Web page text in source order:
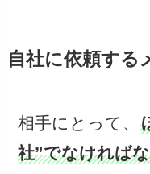
自社に依頼する
相手にとって、
社”でなければ